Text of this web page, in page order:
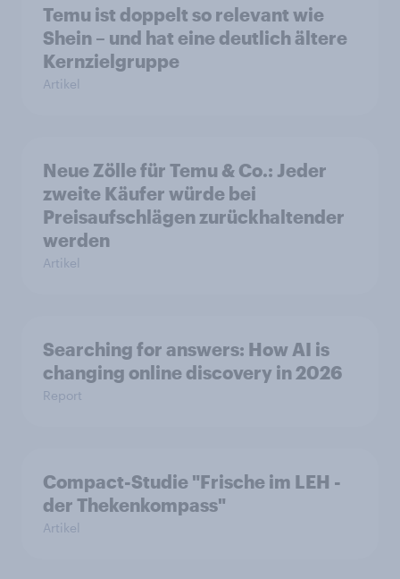
Temu ist doppelt so relevant wie
Shein – und hat eine deutlich ältere
Kernzielgruppe
Artikel
Neue Zölle für Temu & Co.: Jeder
zweite Käufer würde bei
Preisaufschlägen zurückhaltender
werden
Artikel
Searching for answers: How AI is
changing online discovery in 2026
Report
Compact-Studie "Frische im LEH -
der Thekenkompass"
Artikel